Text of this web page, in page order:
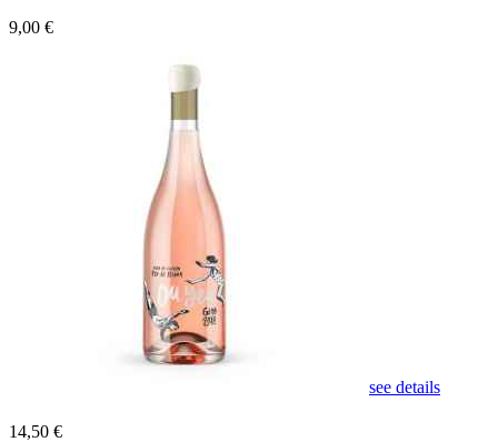
9,00 €
see details
14,50 €